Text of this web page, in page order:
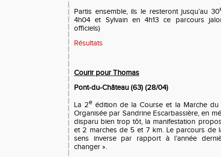
Partis ensemble, ils le resteront jusqu’au 30
4h04 et Sylvain en 4h13 ce parcours
officiels)
Résultats
Courir pour Thomas
Pont-du-Château (63) (28/04)
La 2e édition de la Course et la Marche
Organisée par Sandrine Escarbassière, en
disparu bien trop tôt, la manifestation
et 2 marches de 5 et 7 km. Le parcours de
sens inverse par rapport à l’année
changer ».